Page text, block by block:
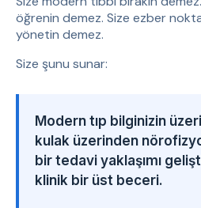
öğrenin demez. Size ezber
yönetin demez.
Size şunu sunar:
Modern tıp bilginizin
kulak üzerinden
bir tedavi yaklaşımı
klinik bir üst beceri.